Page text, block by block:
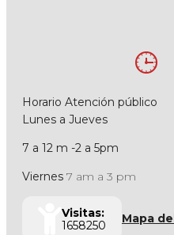
Horario Atención público
Lunes a Jueves
7 a 12 m -2 a 5pm
Viernes 7 am a 3 pm
Visitas:
1658250
Mapa